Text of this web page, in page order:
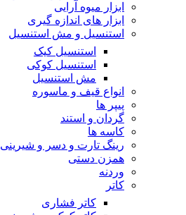
ابزار میوه آرایی
ابزار های اندازه گیری
استنسیل و مش استنسیل
استنسیل کیک
استنسیل کوکی
مش استنسیل
انواع قیف و ماسوره
پیپر ها
گردان و استند
کاسه ها
رینگ تارت و دسر و شیرینی
همزن دستی
وردنه
کاتر
کاتر فشاری